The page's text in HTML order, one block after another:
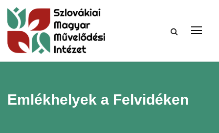
Emlékhelyek a Felvidéken